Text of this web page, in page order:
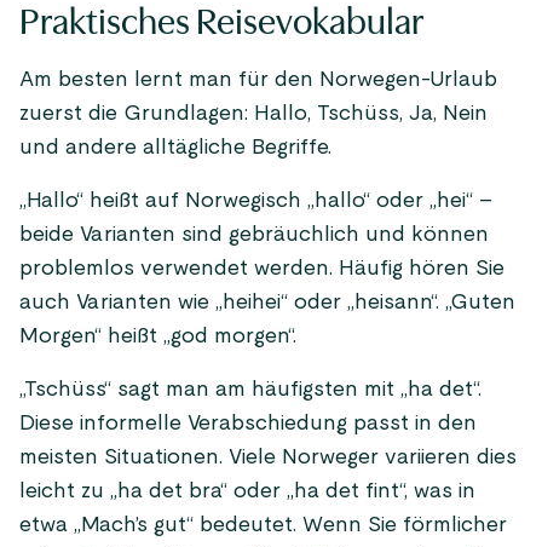
Praktisches Reisevokabular
Am besten lernt man für den Norwegen-Urlaub
zuerst die Grundlagen: Hallo, Tschüss, Ja, Nein
und andere alltägliche Begriffe.
„Hallo“ heißt auf Norwegisch „hallo“ oder „hei“ –
beide Varianten sind gebräuchlich und können
problemlos verwendet werden. Häufig hören Sie
auch Varianten wie „heihei“ oder „heisann“. „Guten
Morgen“ heißt „god morgen“.
„Tschüss“ sagt man am häufigsten mit „ha det“.
Diese informelle Verabschiedung passt in den
meisten Situationen. Viele Norweger variieren dies
leicht zu „ha det bra“ oder „ha det fint“, was in
etwa „Mach’s gut“ bedeutet. Wenn Sie förmlicher